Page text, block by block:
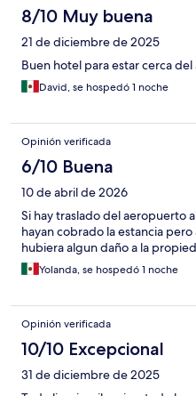
8/10 Muy buena
21 de diciembre de 2025
Buen hotel para estar cerca
David, se hospedó 1 noche
Opinión verificada
6/10 Buena
10 de abril de 2026
Si hay traslado del aeropuerto
hayan cobrado la estancia
hubiera algun daño a la
Yolanda, se hospedó 1 noche
Opinión verificada
10/10 Excepcional
31 de diciembre de 2025